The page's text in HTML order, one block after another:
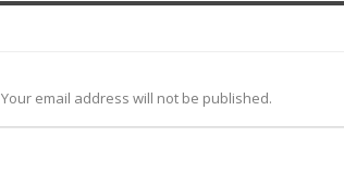
Your email address will not be published.